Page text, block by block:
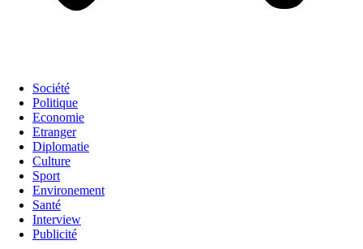
Société
Politique
Economie
Etranger
Diplomatie
Culture
Sport
Environement
Santé
Interview
Publicité